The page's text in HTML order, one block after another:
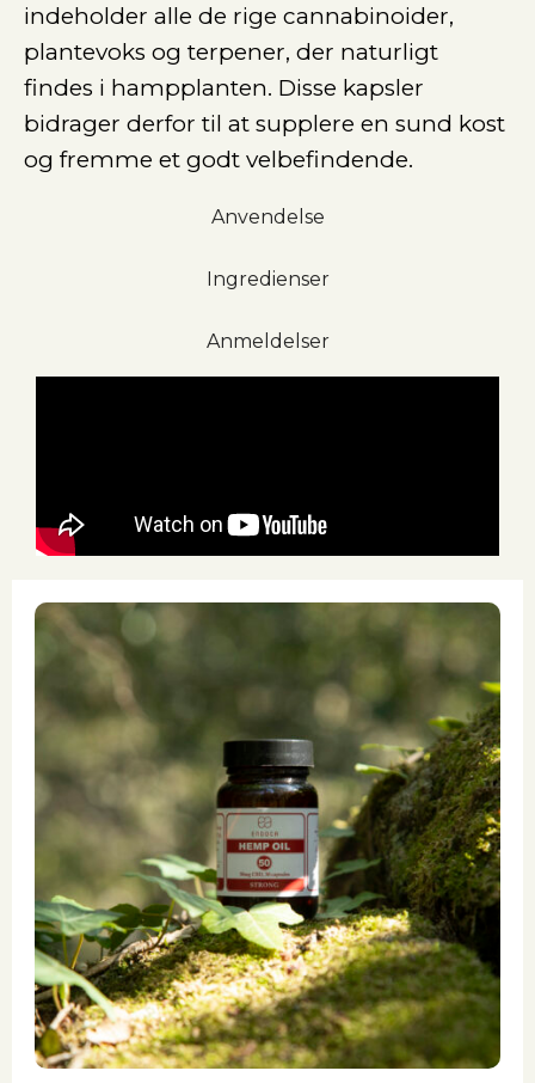
Anvendelse
Ingredienser
Anmeldelser
indeholder alle de rige cannabinoider,
plantevoks og terpener, der naturligt
findes i hampplanten. Disse kapsler
bidrager derfor til at supplere en sund kost
og fremme et godt velbefindende.